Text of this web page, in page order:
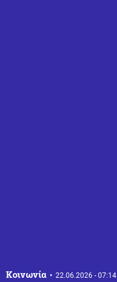
Κοινωνία 22.06.2026 - 07:14